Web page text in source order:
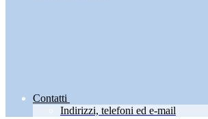
Contatti
Indirizzi, telefoni ed e-mail